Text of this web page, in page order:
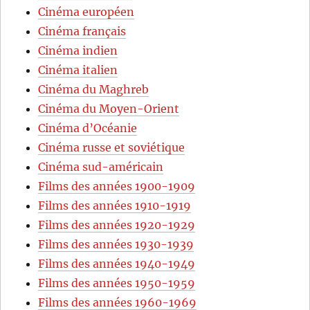
Cinéma européen
Cinéma français
Cinéma indien
Cinéma italien
Cinéma du Maghreb
Cinéma du Moyen-Orient
Cinéma d’Océanie
Cinéma russe et soviétique
Cinéma sud-américain
Films des années 1900-1909
Films des années 1910-1919
Films des années 1920-1929
Films des années 1930-1939
Films des années 1940-1949
Films des années 1950-1959
Films des années 1960-1969